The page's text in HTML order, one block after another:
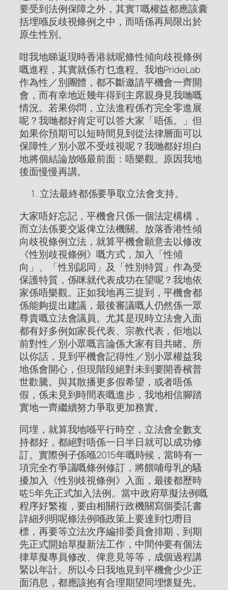
要受到法例保障之外，其實T嘅權益都應該囊
括埋喺反歧視條例之中，而唔係再局限出於
原生性別。
咁我地睇返現時香港就呢條性傾向歧視條例
嘅進程，其實就係冇乜進程。我地PrideLab
作為性／別團體，都不斷邀請平機會一齊開
會，而有幸地近幾年得到主席親身見我哋嘅
情況。若果你問，立法進程係冇完全零進展
呢？我哋都好肯定可以答大家「唔係。」但
如果你預期可以短時間見到從法律層面可以
保障性／別小眾不受歧視呢？我哋都好坦白
地將個結論放喺最前面：唔樂觀。原因我地
後面慢慢再講。
立法最終都係要爭取立法會支持。
大家唔好忘記，平機會只係一個法定構構，
而立法係要交返俾立法機關。放落香港性傾
向歧視條例立法，就算平機會願意去以修改
《性別歧視條例》嘅方式，加入「性傾
向」、「性別認同」及「性別特質」作為受
保護特質，係咪就代表成功在望呢？我地依
家係唔樂觀。正如我地再三提到，平機會都
係能夠提出建議，最後審議嘅人仍然係一眾
尊貴嘅立法會議員。尤其是現時立法會入面
都有好多例如家長代表、宗教代表，佢地以
前對性／別小眾嘅言論係大家有目共睹。所
以你話，見到平機會記得性／別小眾權益我
地係會開心，但現階段絕對未到要開香檳普
世歡騰。與其散播更多假希望，或者唔係
假，係未見到時間表嘅進步，我地相信腳踏
實地一齊繼續努力爭取更加務實。
同埋，就算我地喺平行時空，立法會全數支
持都好，都絕對唔係一日半日就可以成功修
訂。實際例子係喺2015年嘅時候，當時有一
項完全冇爭議嘅條例修訂，將餵哺母乳的騷
擾加入《性別歧視條例》入面，最後都歷時
咗5年先正式加入法例。當中政府草擬法例嘅
程序好繁複，要由相關行政機關寫個委託書
詳細列明呢條法例喺政策上要達到乜嘢目
標，再要等立法次序編排委員會排期，到期
先正式開始草擬新法工作，中間仲要有個法
律草擬專員修改、俾意見等等，成個過程講
緊以年計。所以今日我地見到平機會少少正
面消息，都應該抱有合理期望同埋懷疑先。